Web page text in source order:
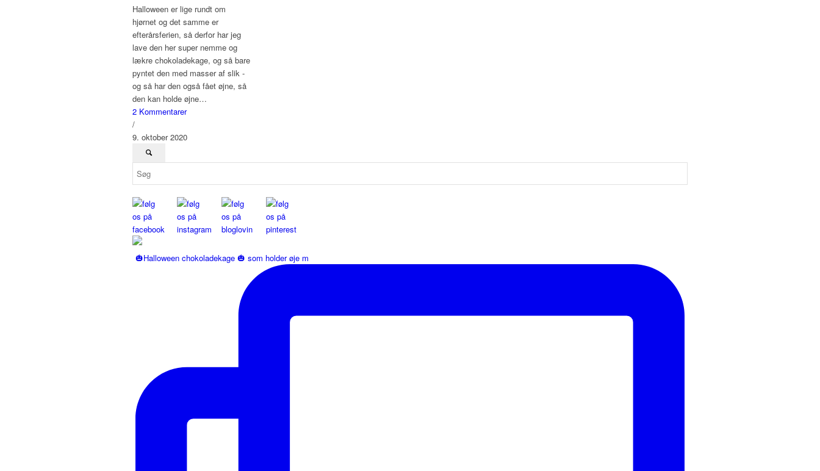
Halloween er lige rundt om
hjørnet og det samme er
efterårsferien, så derfor har jeg
lave den her super nemme og
lækre chokoladekage, og så bare
pyntet den med masser af slik -
og så har den også fået øjne, så
den kan holde øjne…
2 Kommentarer
/
9. oktober 2020
🎃Halloween chokoladekage 🎃 som holder øje m